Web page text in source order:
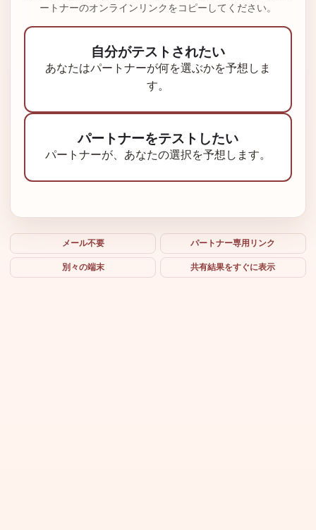
ートナーのオンラインリンクをコピーしてください。
自分がテストされたい
あなたはパートナーが何を選ぶかを予想しま
す。
パートナーをテストしたい
パートナーが、あなたの選択を予想します。
メール不要 パートナー専用リンク
別々の端末 共有結果をすぐに表示